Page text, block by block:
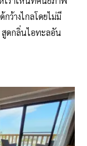
ว้างไกลโดยไม่มี
สูดกลิ่นไอทะลอัน